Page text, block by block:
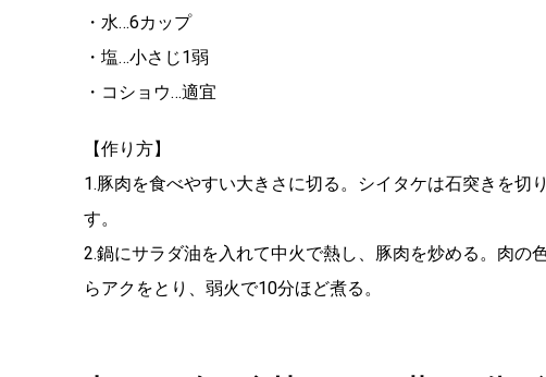
・水…6カップ
・塩…小さじ1弱
・コショウ…適宜
【作り方】
1.豚肉を食べやすい大きさに切る。シイタケは石突きを
す。
2.鍋にサラダ油を入れて中火で熱し、豚肉を炒める。肉の
らアクをとり、弱火で10分ほど煮る。